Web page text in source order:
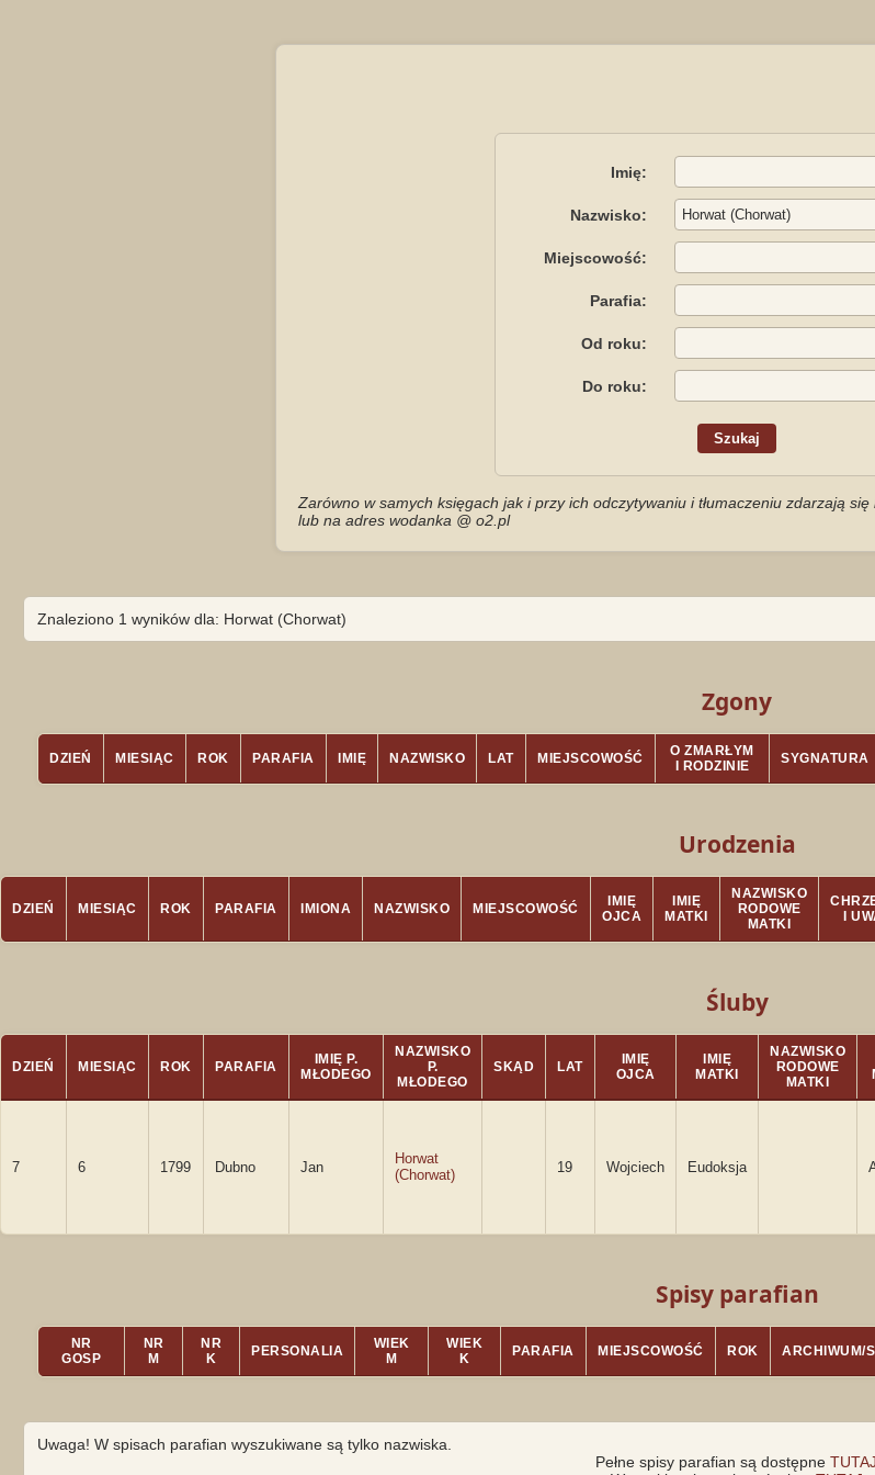
Imię:
Nazwisko:
Miejscowość:
Parafia:
Od roku:
Do roku:
Zarówno w samych księgach jak i przy ich odczytywaniu i tłumaczeniu zdarzają się
lub na adres wodanka @ o2.pl
Znaleziono 1 wyników dla: Horwat (Chorwat)
Zgony
DZIEŃ MIESIĄC ROK PARAFIA IMIĘ NAZWISKO LAT MIEJSCOWOŚĆ
O ZMARŁYM
I RODZINIE
SYGNATURA
Urodzenia
DZIEŃ MIESIĄC ROK PARAFIA IMIONA NAZWISKO MIEJSCOWOŚĆ
IMIĘ
OJCA
IMIĘ
MATKI
NAZWISKO
RODOWE
MATKI
I
Śluby
DZIEŃ MIESIĄC ROK PARAFIA
IMIĘ P.
MŁODEGO
NAZWISKO
P.
MŁODEGO
SKĄD LAT
IMIĘ
OJCA
IMIĘ
MATKI
NAZWISKO
RODOWE
MATKI
7 6 1799 Dubno Jan
Horwat
(Chorwat)
19 Wojciech Eudoksja
Spisy parafian
NR
GOSP
NR
M
NR
K
PERSONALIA
WIEK
M
WIEK
K
PARAFIA MIEJSCOWOŚĆ ROK ARCHIWUM/
Uwaga! W spisach parafian wyszukiwane są tylko nazwiska.
Pełne spisy parafian są dostępneTUTAJ